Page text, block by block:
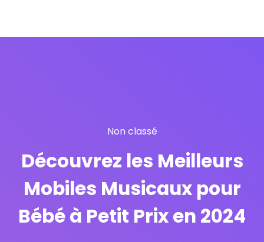
Non classé
Découvrez les Meilleurs
Mobiles Musicaux pour
Bébé à Petit Prix en 2024